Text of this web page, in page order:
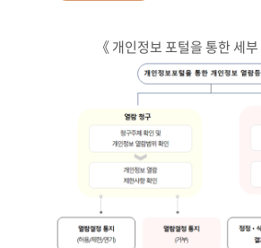
《 개인정보 포털을 통한 세부